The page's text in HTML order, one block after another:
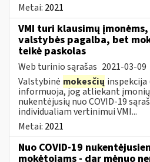
Metai: 2021
VMI turi klausimų
valstybės pagalba, bet
teikė paskolas
Web turinio sąrašas 2021-03-09
Valstybinė mokesčių inspekcija
informuoja, jog atliekant
nukentėjusių nuo COVID-19
individualiam vertinimui VMI...
Metai: 2021
Nuo COVID-19
mokėtojams - dar mėnuo